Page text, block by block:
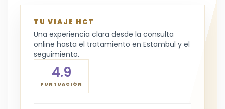
TU VIAJE HCT
Una experiencia clara desde la consulta
online hasta el tratamiento en Estambul y el
seguimiento.
4.9
PUNTUACIÓN